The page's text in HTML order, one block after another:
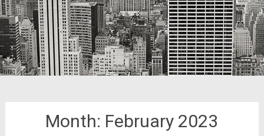
Month: February 2023